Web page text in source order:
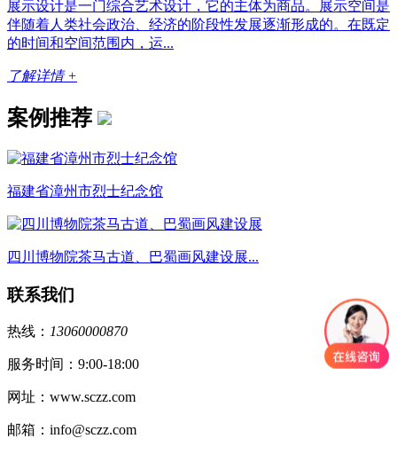
展示设计是一门综合艺术设计，它的主体为商品。展示空间是
伴随着人类社会政治、经济的阶段性发展逐渐形成的。在既定
的时间和空间范围内，运...
了解详情 +
案例推荐
福建省漳州市烈士纪念馆
四川博物院茶马古道、巴蜀画风建设展...
联系我们
热线： 13060000870
服务时间：9:00-18:00
网址：www.sczz.com
邮箱：info@sczz.com